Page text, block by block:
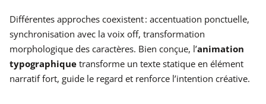
Différentes approches coexistent : accentuation ponctuelle,
synchronisation avec la voix off, transformation
morphologique des caractères. Bien conçue, l’animation
typographique transforme un texte statique en élément
narratif fort, guide le regard et renforce l’intention créative.